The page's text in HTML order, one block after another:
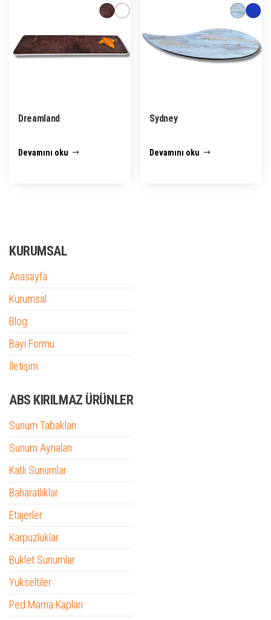
Dreamland
Devamını oku
Sydney
Devamını oku
KURUMSAL
Anasayfa
Kurumsal
Blog
Bayi Formu
İletişim
ABS KIRILMAZ ÜRÜNLER
Sunum Tabakları
Sunum Aynaları
Katlı Sunumlar
Baharatlıklar
Etajerler
Karpuzluklar
Buklet Sunumlar
Yükseltiler
Ped Mama Kapları